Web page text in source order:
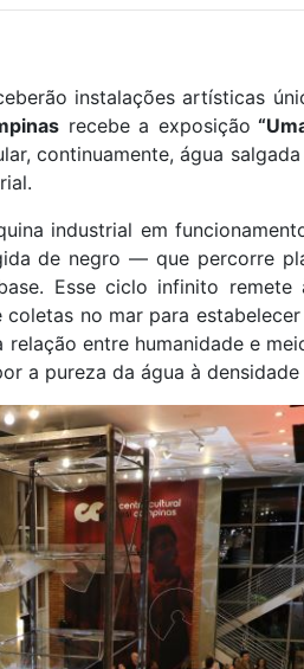
instalações artísticas
recebe a exposição
continuamente, água
industrial em
de negro — que percorre
Esse ciclo infinito
no mar para
entre humanidade e
a pureza da água à